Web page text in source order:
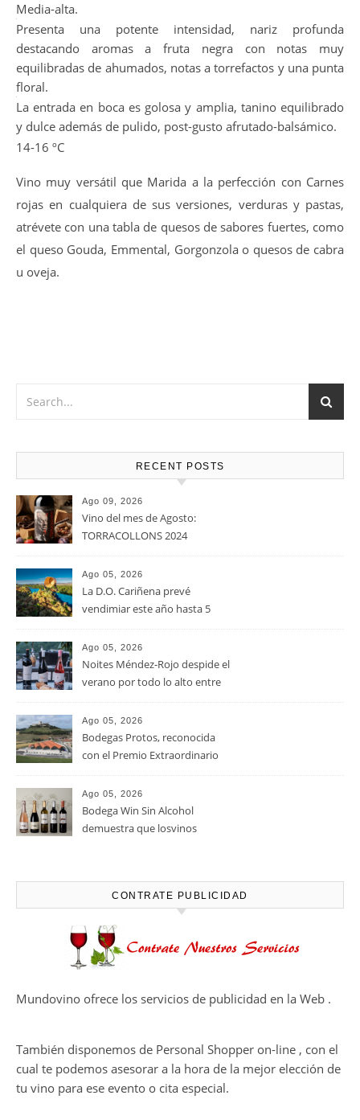
Media-alta.
Presenta una potente intensidad, nariz profunda
destacando aromas a fruta negra con notas muy
equilibradas de ahumados, notas a torrefactos y una punta
floral.
La entrada en boca es golosa y amplia, tanino equilibrado
y dulce además de pulido, post-gusto afrutado-balsámico.
14-16 ºC
Vino muy versátil que Marida a la perfección con Carnes
rojas en cualquiera de sus versiones, verduras y pastas,
atrévete con una tabla de quesos de sabores fuertes, como
el queso Gouda, Emmental, Gorgonzola o quesos de cabra
u oveja.
RECENT POSTS
Ago 09, 2026
Vino del mes de Agosto:
TORRACOLLONS 2024
Ago 05, 2026
La D.O. Cariñena prevé
vendimiar este año hasta 5
que en 2025
Ago 05, 2026
Noites Méndez-Rojo despide el
verano por todo lo alto entre
Ago 05, 2026
Bodegas Protos, reconocida
con el Premio Extraordinario
casi un siglo de excelencia
vitivinícola
Ago 05, 2026
Bodega Win Sin Alcohol
demuestra que losvinos
en el viñedo
CONTRATE PUBLICIDAD
Mundovino ofrece los servicios de publicidad en la Web .
También disponemos de Personal Shopper on-line , con el
cual te podemos asesorar a la hora de la mejor elección de
tu vino para ese evento o cita especial.